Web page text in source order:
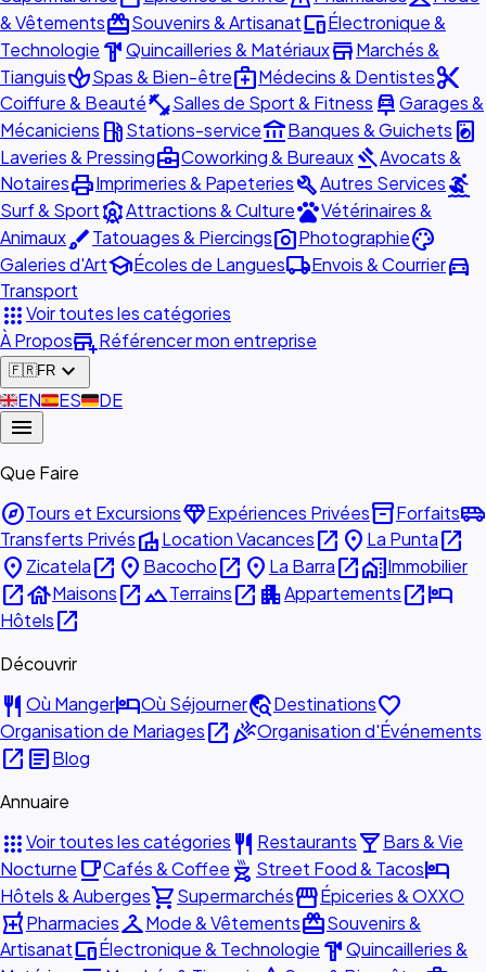
& VêtementsredeemSouvenirs & ArtisanatdevicesÉlectronique &
Technologie hardwareQuincailleries & MatériauxstoreMarchés &
TianguisspaSpas & Bien-êtremedical_servicesMédecins & Dentistescontent_cut
Coiffure & Beautéfitness_centerSalles de Sport & Fitness car_repairGarages &
Mécaniciens local_gas_stationStations-serviceaccount_balanceBanques & Guichets local_laundry_service
Laveries & Pressingbusiness_centerCoworking & BureauxgavelAvocats &
NotairesprintImprimeries & PapeteriesbuildAutres Servicessurfing
Surf & SportattractionsAttractions & CulturepetsVétérinaires &
AnimauxbrushTatouages & Piercingsphoto_cameraPhotographiepalette
Galeries d'ArtschoolÉcoles de Langueslocal_shippingEnvois & Courrierdirections_car
Transport
appsVoir toutes les catégories
À Proposadd_businessRéférencer mon entreprise
🇫🇷FR expand_more
🇬🇧EN🇪🇸ES🇩🇪DE
menu
Que Faire
exploreTours et ExcursionsdiamondExpériences Privéesinventory_2Forfaitsairport_shuttle
Transferts PrivésvillaLocation Vacancesopen_in_new place La Puntaopen_in_new
place Zicatelaopen_in_new place Bacochoopen_in_new place La Barraopen_in_newhome_workImmobilier
open_in_newhouseMaisonsopen_in_newlandscapeTerrainsopen_in_new apartmentAppartementsopen_in_newhotel
Hôtelsopen_in_new
Découvrir
restaurant Où MangerhotelOù Séjournertravel_exploreDestinationsfavorite
Organisation de Mariagesopen_in_newcelebrationOrganisation d'Événements
open_in_new articleBlog
Annuaire
appsVoir toutes les catégories restaurant Restaurantslocal_barBars & Vie
Nocturne local_cafeCafés & Coffee outdoor_grill Street Food & Tacoshotel
Hôtels & Aubergesshopping_cartSupermarchésstorefrontÉpiceries & OXXO
local_pharmacyPharmaciescheckroomMode & VêtementsredeemSouvenirs &
ArtisanatdevicesÉlectronique & Technologie hardwareQuincailleries &